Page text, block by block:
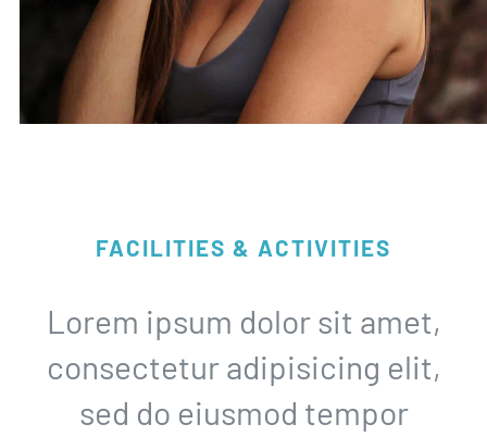
FACILITIES & ACTIVITIES
Lorem ipsum dolor sit amet,
consectetur adipisicing elit,
sed do eiusmod tempor